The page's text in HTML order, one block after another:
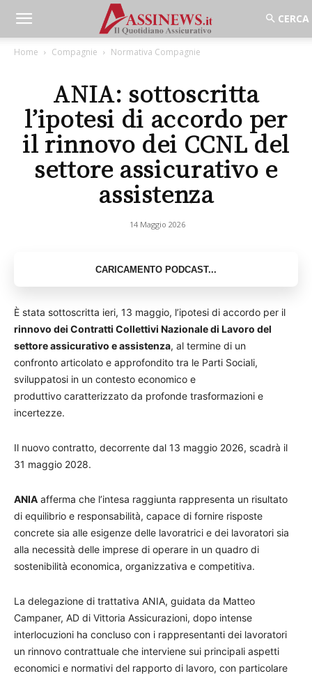
Home Compagnie Normativa Compagnie
ANIA: sottoscritta
l’ipotesi di accordo per
il rinnovo dei CCNL del
settore assicurativo e
assistenza
14 Maggio 2026
È stata sottoscritta ieri, 13 maggio, l’ipotesi di accordo per il
rinnovo dei Contratti Collettivi Nazionale di Lavoro del
settore assicurativo e assistenza, al termine di un
confronto articolato e approfondito tra le Parti Sociali,
sviluppatosi in un contesto economico e
produttivo caratterizzato da profonde trasformazioni e
incertezze.
Il nuovo contratto, decorrente dal 13 maggio 2026, scadrà il
31 maggio 2028.
ANIA afferma che l’intesa raggiunta rappresenta un risultato
di equilibrio e responsabilità, capace di fornire risposte
concrete sia alle esigenze delle lavoratrici e dei lavoratori sia
alla necessità delle imprese di operare in un quadro di
sostenibilità economica, organizzativa e competitiva.
La delegazione di trattativa ANIA, guidata da Matteo
Campaner, AD di Vittoria Assicurazioni, dopo intense
interlocuzioni ha concluso con i rappresentanti dei lavoratori
un rinnovo contrattuale che interviene sui principali aspetti
economici e normativi del rapporto di lavoro, con particolare